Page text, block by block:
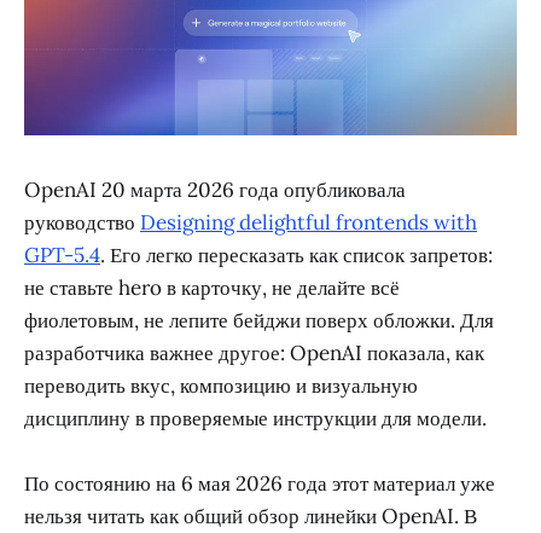
OpenAI 20 марта 2026 года опубликовала
руководство Designing delightful frontends with
GPT-5.4. Его легко пересказать как список запретов:
не ставьте hero в карточку, не делайте всё
фиолетовым, не лепите бейджи поверх обложки. Для
разработчика важнее другое: OpenAI показала, как
переводить вкус, композицию и визуальную
дисциплину в проверяемые инструкции для модели.
По состоянию на 6 мая 2026 года этот материал уже
нельзя читать как общий обзор линейки OpenAI. В